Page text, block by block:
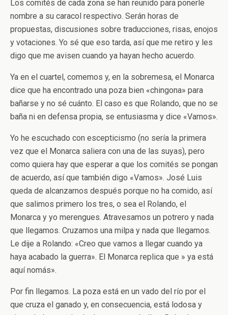
Los comités de cada zona se han reunido para ponerle
nombre a su caracol respectivo. Serán horas de
propuestas, discusiones sobre traducciones, risas, enojos
y votaciones. Yo sé que eso tarda, así que me retiro y les
digo que me avisen cuando ya hayan hecho acuerdo.
Ya en el cuartel, comemos y, en la sobremesa, el Monarca
dice que ha encontrado una poza bien «chingona» para
bañarse y no sé cuánto. El caso es que Rolando, que no se
baña ni en defensa propia, se entusiasma y dice «Vamos».
Yo he escuchado con escepticismo (no sería la primera
vez que el Monarca saliera con una de las suyas), pero
como quiera hay que esperar a que los comités se pongan
de acuerdo, así que también digo «Vamos». José Luis
queda de alcanzarnos después porque no ha comido, así
que salimos primero los tres, o sea el Rolando, el
Monarca y yo merengues. Atravesamos un potrero y nada
que llegamos. Cruzamos una milpa y nada que llegamos.
Le dije a Rolando: «Creo que vamos a llegar cuando ya
haya acabado la guerra». El Monarca replica que » ya está
aquí nomás».
Por fin llegamos. La poza está en un vado del río por el
que cruza el ganado y, en consecuencia, está lodosa y